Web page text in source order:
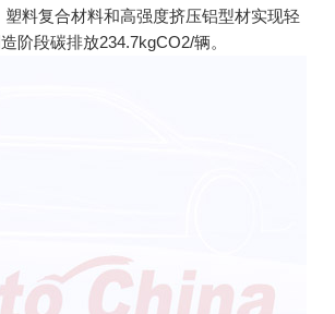
料复合材料和高强度挤压铝型材实现轻
阶段碳排放234.7kgCO2/辆。